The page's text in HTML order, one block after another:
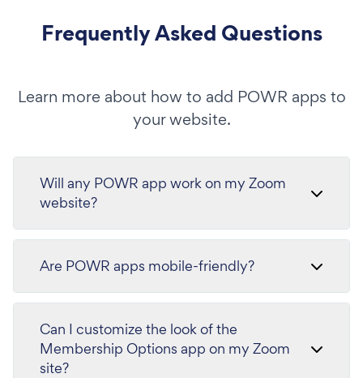
Frequently Asked Questions
Learn more about how to add POWR apps to
your website.
Will any POWR app work on my Zoom
website?
Are POWR apps mobile-friendly?
Can I customize the look of the
Membership Options app on my Zoom
site?